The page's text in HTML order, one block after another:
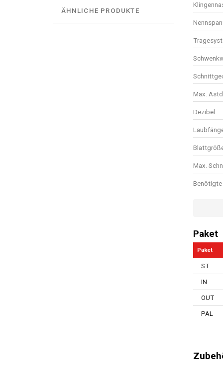
ÄHNLICHE PRODUKTE
Max.
Dezibel
Max.
Benötigte
Anzahl
Max.
Paket
Paket
ST
IN
OUT
PAL